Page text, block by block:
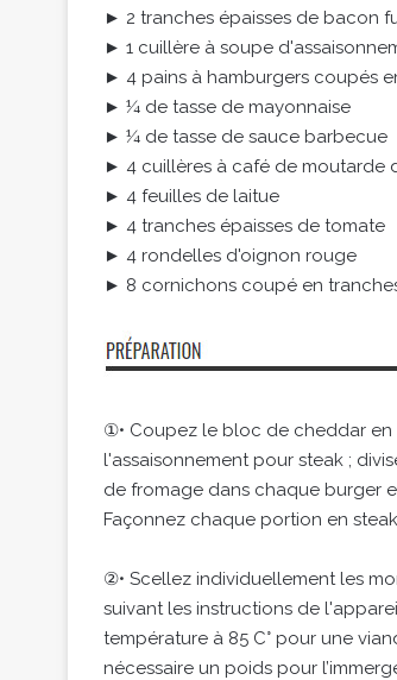
► 2 tranches épaisses de bacon
► 1 cuillère à soupe
► 4 pains à hamburgers coupés
► ¼ de tasse de mayonnaise
► ¼ de tasse de sauce barbecue
► 4 cuillères à café de moutarde
► 4 feuilles de laitue
► 4 tranches épaisses de tomate
► 4 rondelles d'oignon rouge
► 8 cornichons coupé en
①• Coupez le bloc de cheddar
l'assaisonnement pour steak ;
de fromage dans chaque burger
Façonnez chaque portion en steak
②• Scellez individuellement les
suivant les instructions de
température à 85 C° pour une
nécessaire un poids pour